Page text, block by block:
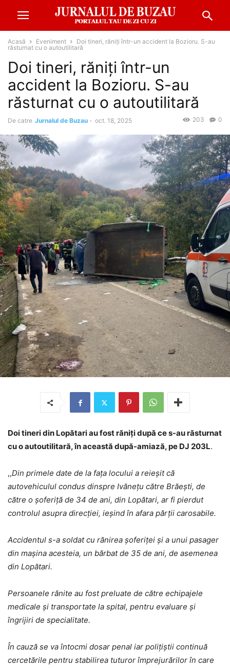
Acasă Eveniment
Doi tineri, răniți într-un accident la Bozioru. S-au
răsturnat cu o autoutilitară
Doi tineri, răniți într-un
accident la Bozioru. S-au
răsturnat cu o autoutilitară
De catre Jurnalul de Buzau - oct. 18, 2025 0
203
Doi tineri din Lopătari au fost răniți după ce s-au răsturnat
cu o autoutilitară, în această după-amiază, pe DJ 203L.
,,Din primele date de la fața locului a reieșit că
autovehiculul condus dinspre Ivănețu către Brăești, de
către o șoferiță de 34 de ani, din Lopătari, ar fi pierdut
controlul asupra direcției, ieșind în afara părții carosabile.
Accidentul s-a soldat cu rănirea șoferiței și a unui pasager
din mașina acesteia, un bărbat de 35 de ani, de asemenea
din Lopătari.
Persoanele rănite au fost preluate de către echipajele
medicale și transportate la spital, pentru evaluare și
îngrijiri de specialitate.
În cauză se va întocmi dosar penal iar polițiștii continuă
cercetările pentru stabilirea tuturor împrejurărilor în care